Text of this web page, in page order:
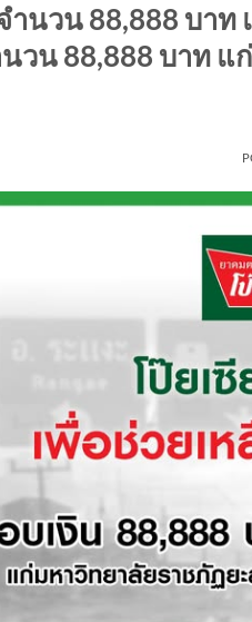
ำนวน 88,888 บา
วน 88,888 บาท